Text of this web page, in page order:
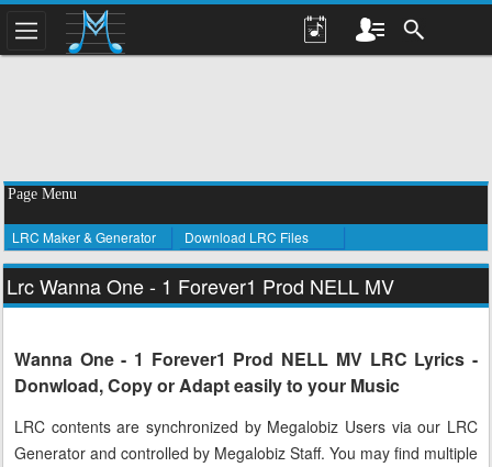
Page Menu
LRC Maker & Generator Download LRC Files
Lrc Wanna One - 1 Forever1 Prod NELL MV
Wanna One - 1 Forever1 Prod NELL MV LRC Lyrics -
Donwload, Copy or Adapt easily to your Music
LRC contents are synchronized by Megalobiz Users via our LRC
Generator and controlled by Megalobiz Staff. You may find multiple